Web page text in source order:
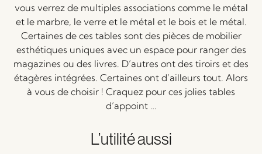
vous verrez de multiples associations comme le métal
et le marbre, le verre et le métal et le bois et le métal.
Certaines de ces tables sont des pièces de mobilier
esthétiques uniques avec un espace pour ranger des
magazines ou des livres. D’autres ont des tiroirs et des
étagères intégrées. Certaines ont d’ailleurs tout. Alors
à vous de choisir ! Craquez pour ces jolies tables
d’appoint …
L’utilité aussi